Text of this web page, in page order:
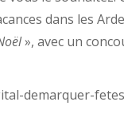
dans les
», avec un